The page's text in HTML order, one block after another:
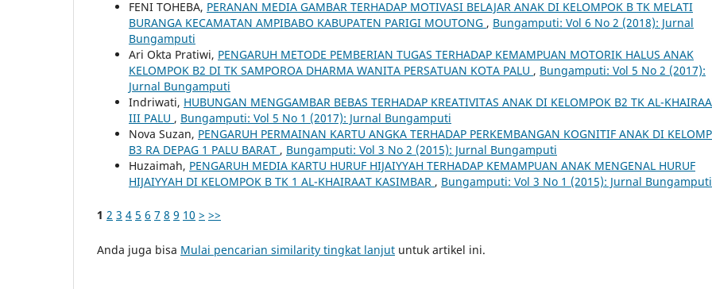
FENI TOHEBA, PERANAN MEDIA GAMBAR TERHADAP MOTIVASI BELAJAR ANAK DI KELOMPOK B TK MELATI
BURANGA KECAMATAN AMPIBABO KABUPATEN PARIGI MOUTONG , Bungamputi: Vol 6 No 2 (2018): Jurnal
Bungamputi
Ari Okta Pratiwi, PENGARUH METODE PEMBERIAN TUGAS TERHADAP KEMAMPUAN MOTORIK HALUS ANAK
KELOMPOK B2 DI TK SAMPOROA DHARMA WANITA PERSATUAN KOTA PALU , Bungamputi: Vol 5 No 2 (2017):
Jurnal Bungamputi
Indriwati, HUBUNGAN MENGGAMBAR BEBAS TERHADAP KREATIVITAS ANAK DI KELOMPOK B2 TK AL-
III PALU , Bungamputi: Vol 5 No 1 (2017): Jurnal Bungamputi
Nova Suzan, PENGARUH PERMAINAN KARTU ANGKA TERHADAP PERKEMBANGAN KOGNITIF ANAK DI
B3 RA DEPAG 1 PALU BARAT , Bungamputi: Vol 3 No 2 (2015): Jurnal Bungamputi
Huzaimah, PENGARUH MEDIA KARTU HURUF HIJAIYYAH TERHADAP KEMAMPUAN ANAK MENGENAL HURUF
HIJAIYYAH DI KELOMPOK B TK 1 AL-KHAIRAAT KASIMBAR , Bungamputi: Vol 3 No 1 (2015): Jurnal Bungamputi
1 2 3 4 5 6 7 8 9 10 > >>
Anda juga bisa Mulai pencarian similarity tingkat lanjut untuk artikel ini.